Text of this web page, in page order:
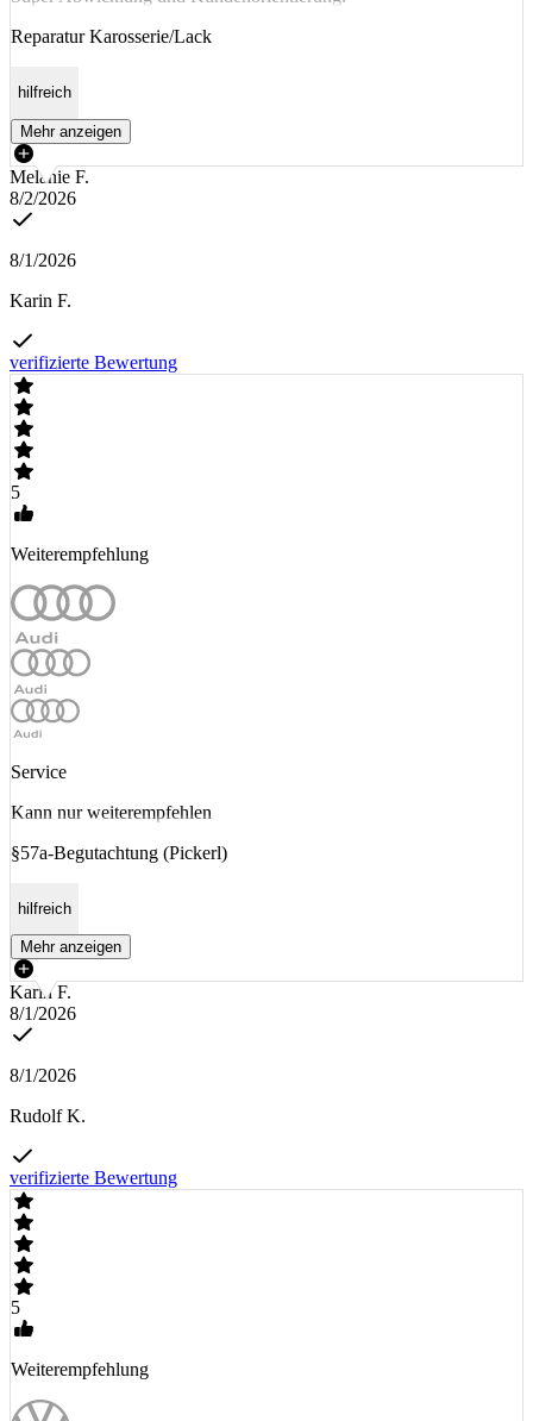
Reparatur Karosserie/Lack
hilfreich
Mehr anzeigen
Melanie F.
8/2/2026
8/1/2026
Karin F.
verifizierte Bewertung
5
Weiterempfehlung
Service
Kann nur weiterempfehlen
§57a-Begutachtung (Pickerl)
hilfreich
Mehr anzeigen
Karin F.
8/1/2026
8/1/2026
Rudolf K.
verifizierte Bewertung
5
Weiterempfehlung